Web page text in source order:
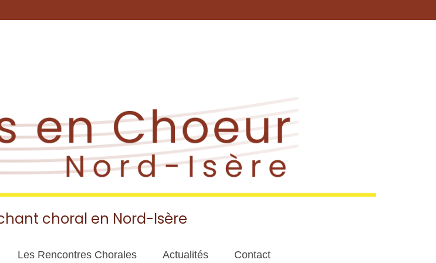
choral en Nord-Isère
Les Rencontres Chorales Actualités Contact